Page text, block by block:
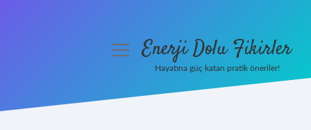
menüyüEnerji Dolu Fikirler
Hayatına güç katan pratik öneriler!